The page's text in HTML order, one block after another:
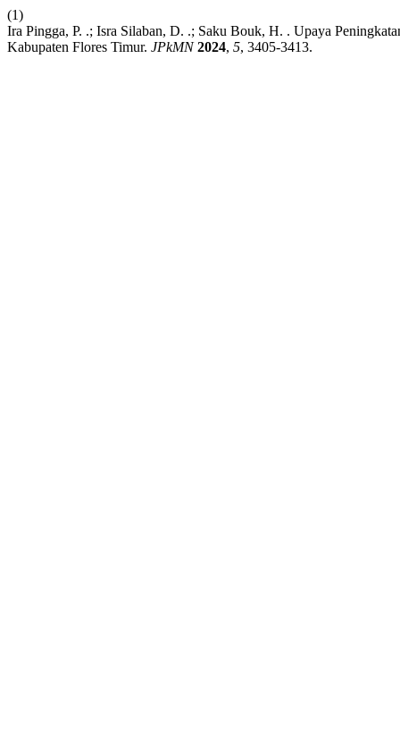
(1)
Ira Pingga, P. .; Isra Silaban, D. .; Saku Bouk, H. . Upaya
Kabupaten Flores Timur. JPkMN 2024, 5, 3405-3413.